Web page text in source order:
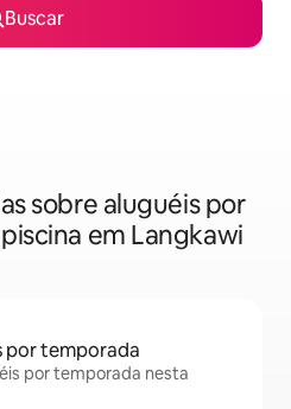
Buscar
sobre aluguéis por
em Langkawi
por temporada
por temporada nesta